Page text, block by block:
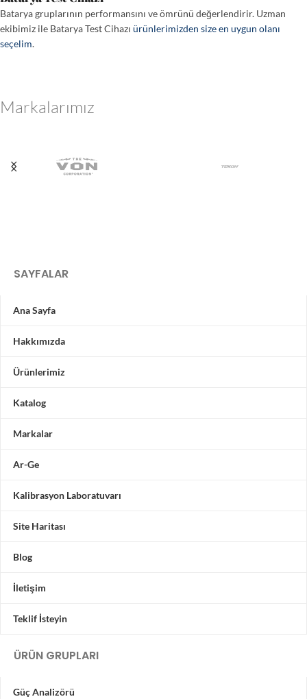
Batarya gruplarının performansını ve ömrünü değerlendirir. Uzman
ekibimiz ile Batarya Test Cihazı ürünlerimizden size en uygun olanı
seçelim.
Markalarımız
SAYFALAR
Ana Sayfa
Hakkımızda
Ürünlerimiz
Katalog
Markalar
Ar-Ge
Kalibrasyon Laboratuvarı
Site Haritası
Blog
İletişim
Teklif İsteyin
ÜRÜN GRUPLARI
Güç Analizörü